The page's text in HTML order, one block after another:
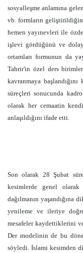
sosyalleşme anlamına
vb. formların
hemen yayınevleri ile
işlevi gördüğünü ve
ortamları formunun da
Tahrir'in özel ders
kavranmaya
süreçleri sonucunda
olarak her cemaatin
anlaşıldığını ifade etti.
Son olarak 28 Şubat
kesimlerde genel
dağılmanın yaşandığına
yenileme ve ileriye
mesafeler kaydettiklerini
Der modelinin de bu
söyledi. İslami kesimden